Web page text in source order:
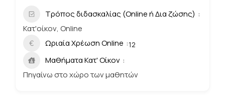
Τρόπος διδασκαλίας (Online ή Δια ζώσης)
Κατ'οίκον, Online
Ωριαία Χρέωση Online 12
Μαθήματα Κατ' Οίκον
Πηγαίνω στο χώρο των μαθητών